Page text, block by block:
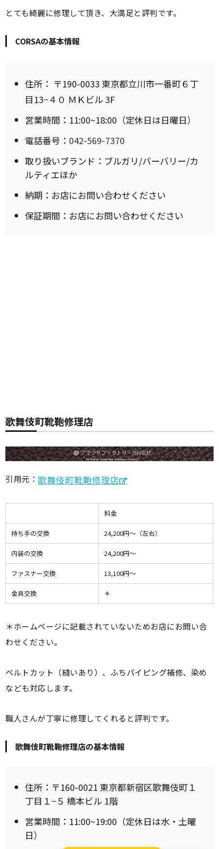
とても綺麗に修理して頂き、大満足と評判です。
CORSAの基本情報
住所： 〒190-0033 東京都立川市一番町６丁
目13−４０ ＭＫビル 3F
営業時間：11:00~18:00（定休日は日曜日）
電話番号： 042-569-7370
取り扱いブランド：ブルガリ/バーバリー/カ
ルティエほか
納期：お店にお問い合わせください
保証期間：お店にお問い合わせください
歌舞伎町靴鞄修理店
引用元：歌舞伎町靴鞄修理店
料金
持ち手の交換 24,200円〜（左右）
内装の交換 24,200円〜
ファスナー交換 13,100円〜
金具交換 ＊
＊ホームページに記載されていないためお店にお問い合
わせください。
ベルトカット（縫いあり）、ふちパイピング補修、染め
なども対応します。
職人さんが丁寧に修理してくれると評判です。
歌舞伎町靴鞄修理店の基本情報
住所：〒160-0021 東京都新宿区歌舞伎町１
丁目１−５ 橋本ビル 1階
営業時間：11:00~19:00（定休日は水・土曜
日）